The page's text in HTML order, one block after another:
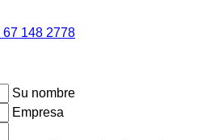
67 148 2778
Su nombre
Empresa